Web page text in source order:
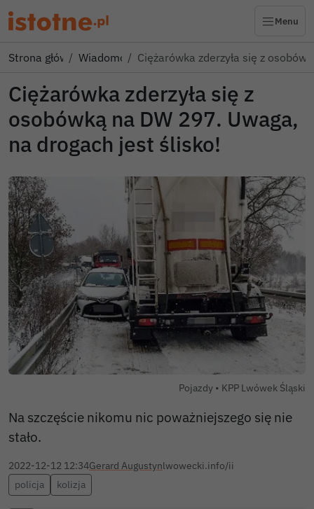
Menu
Strona głównaWiadomościCiężarówka zderzyła się z
Ciężarówka zderzyła się z
osobówką na DW 297. Uwaga,
na drogach jest ślisko!
Pojazdy • Autor zdjęcia:
KPP Lwówek Śląski
Na szczęście nikomu nic poważniejszego się nie
stało.
2022-12-12 12:34Gerard Augustynlwowecki.info/ii
policja
kolizja